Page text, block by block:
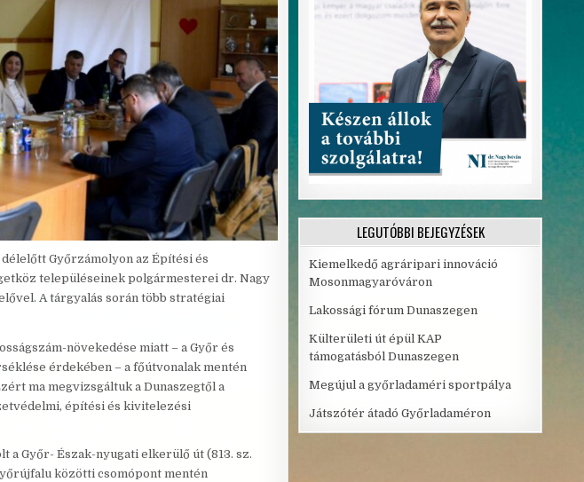
Győrzámolyon az Építési és
településeinek polgármesterei dr. Nagy
A tárgyalás során több stratégiai
növekedése miatt – a Győr és
érdekében – a főútvonalak mentén
ma megvizsgáltuk a Dunaszegtől a
építési és kivitelezési
a Győr- Észak-nyugati elkerülő út (813. sz.
közötti csomópont mentén
LEGUTÓBBI BEJEGYZÉSEK
Kiemelkedő agráripari innováció
Mosonmagyaróváron
Lakossági fórum Dunaszegen
Külterületi út épül KAP
támogatásból Dunaszegen
Megújul a győrladaméri sportpálya
Játszótér átadó Győrladaméron